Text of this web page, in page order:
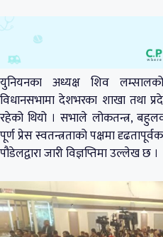
युनियनका अध्यक्ष शिव लम्सालको
विधानसभामा देशभरका शाखा तथा
रहेको थियो । सभाले लोकतन्त्र,
पूर्ण प्रेस स्वतन्त्रताको पक्षमा
पौडेलद्वारा जारी विज्ञप्तिमा उल्लेख छ ।